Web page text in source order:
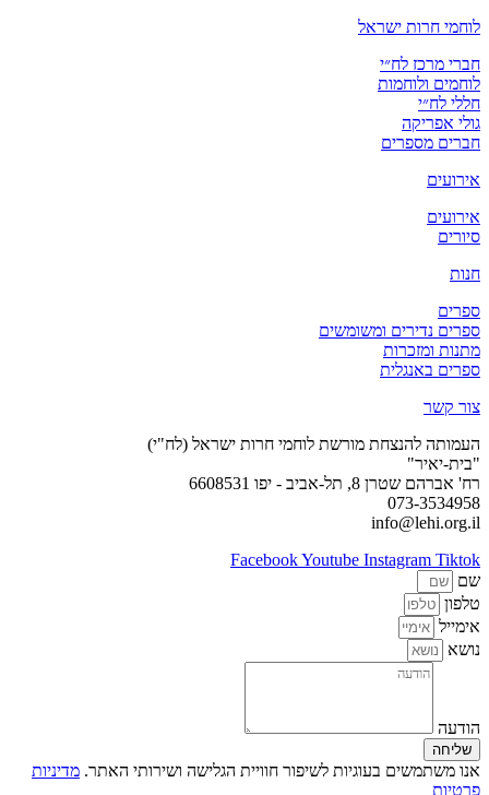
לוחמי חרות ישראל
חברי מרכז לח״י
לוחמים ולוחמות
חללי לח״י
גולי אפריקה
חברים מספרים
אירועים
אירועים
סיורים
חנות
ספרים
ספרים נדירים ומשומשים
מתנות ומזכרות
ספרים באנגלית
צור קשר
העמותה להנצחת מורשת לוחמי חרות ישראל (לח"י)
"בית-יאיר"
רח' אברהם שטרן 8, תל-אביב - יפו 6608531
073-3534958
info@lehi.org.il
FacebookYoutube Instagram Tiktok
שם
טלפון
אימייל
נושא
הודעה
שליחה
אנו משתמשים בעוגיות לשיפור חוויית הגלישה ושירותי האתר. מדיניות
פרטיות